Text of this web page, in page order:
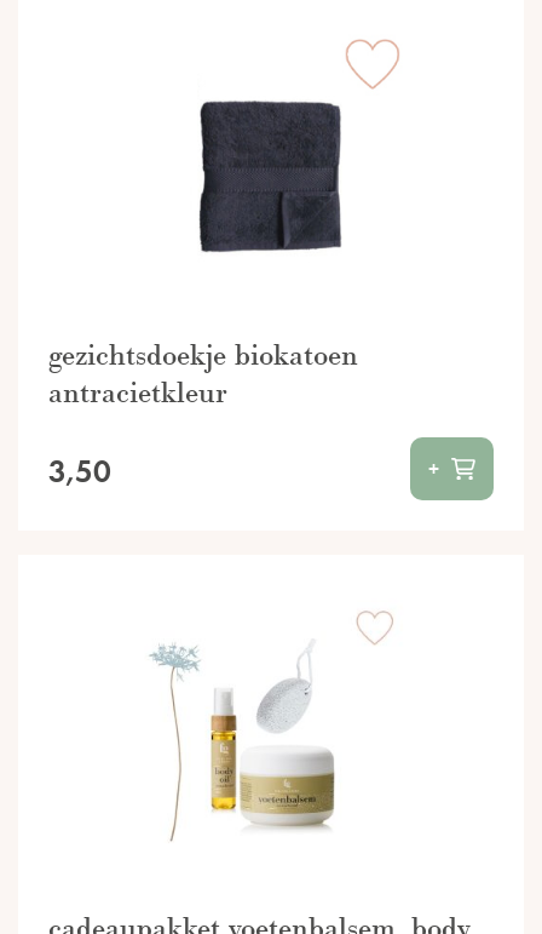
gezichtsdoekje biokatoen
antracietkleur
3,50 +